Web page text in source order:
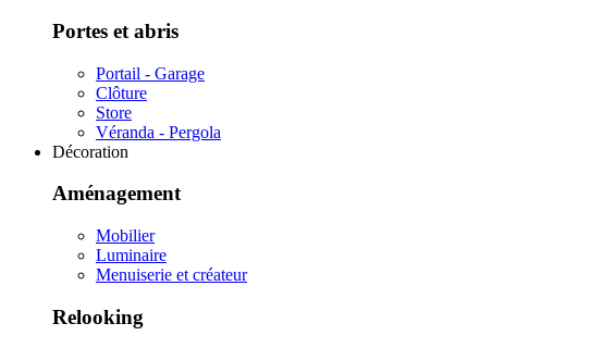
Portes et abris
Portail - Garage
Clôture
Store
Véranda - Pergola
Décoration
Aménagement
Mobilier
Luminaire
Menuiserie et créateur
Relooking